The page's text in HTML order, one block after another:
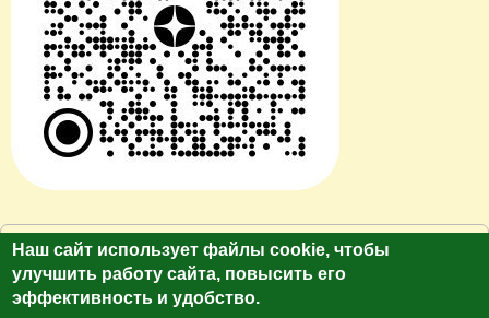
© Сайт клуб путешественников "Лукас Тур"
https://galina-lukas.ru.
Копирование текста и фото только с разрешения
Наш сайт использует файлы cookie, чтобы
улучшить работу сайта, повысить его
эффективность и удобство.